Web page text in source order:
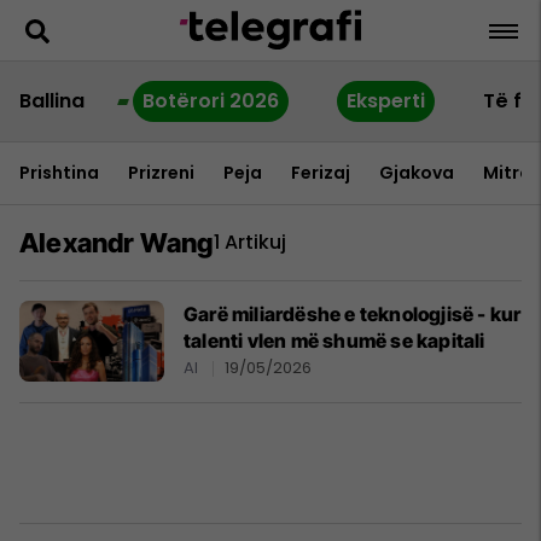
Ballina Botërori 2026 Eksperti Të
Prishtina Prizreni Peja Ferizaj Gjakova
Alexandr Wang1 Artikuj
Garë miliardëshe e teknologjisë - kur
talenti vlen më shumë se kapitali
AI 19/05/2026